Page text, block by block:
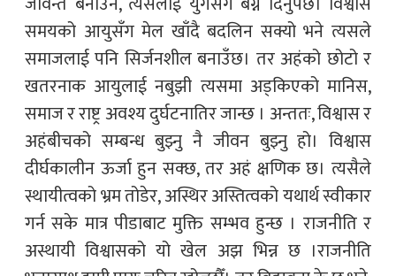
समयको आयुसँग मेल खाँदै बदलिन सक्यो भने त्यसले
समाजलाई पनि सिर्जनशील बनाउँछ। तर अहंको छोटो र
खतरनाक आयुलाई नबुझी त्यसमा अड्किएको मानिस,
समाज र राष्ट्र अवश्य दुर्घटनातिर जान्छ । अन्ततः, विश्वास र
अहंबीचको सम्बन्ध बुझ्नु नै जीवन बुझ्नु हो। विश्वास
दीर्घकालीन ऊर्जा हुन सक्छ, तर अहं क्षणिक छ। त्यसैले
स्थायीत्वको भ्रम तोडेर, अस्थिर अस्तित्वको यथार्थ स्वीकार
गर्न सके मात्र पीडाबाट मुक्ति सम्भव हुन्छ । राजनीति र
अस्थायी विश्वासको यो खेल अझ भिन्न छ ।राजनीति